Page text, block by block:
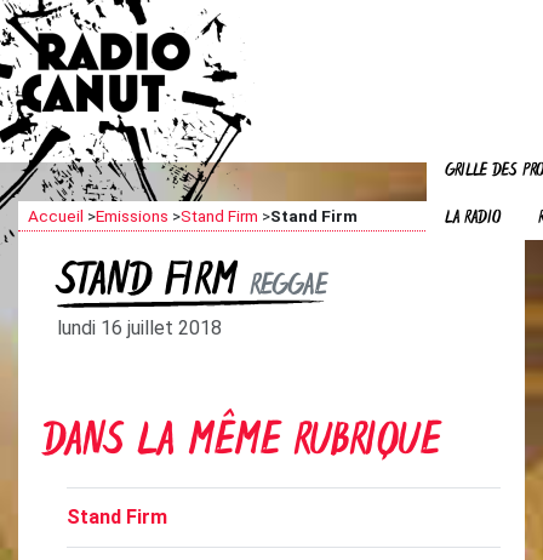
GRILLE DES
LA RADIO
Accueil >Emissions >Stand Firm >Stand Firm
STAND FIRM REGGAE
lundi 16 juillet 2018
DANS LA MÊME RUBRIQUE
Stand Firm